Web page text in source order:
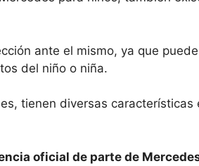
ante el mismo, ya que
del niño o niña.
tienen diversas
oficial de parte de